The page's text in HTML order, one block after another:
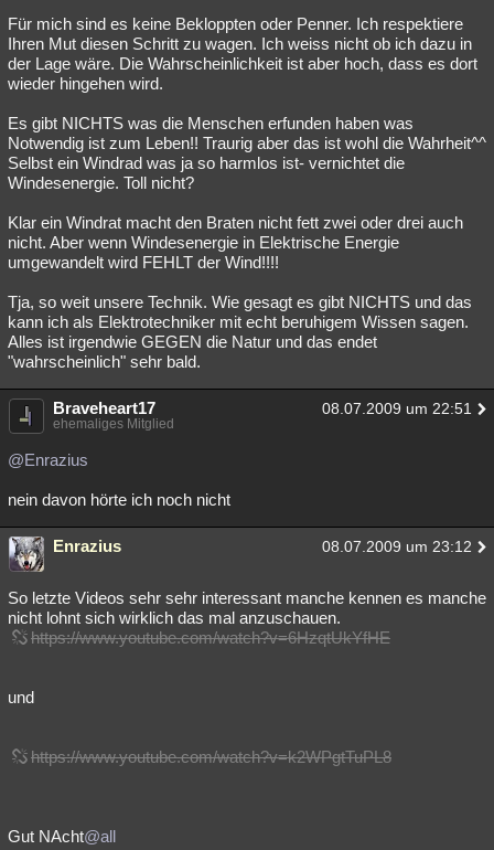
Für mich sind es keine Bekloppten oder Penner. Ich respektiere
Ihren Mut diesen Schritt zu wagen. Ich weiss nicht ob ich dazu in
der Lage wäre. Die Wahrscheinlichkeit ist aber hoch, dass es dort
wieder hingehen wird.
Es gibt NICHTS was die Menschen erfunden haben was
Notwendig ist zum Leben!! Traurig aber das ist wohl die Wahrheit^^
Selbst ein Windrad was ja so harmlos ist- vernichtet die
Windesenergie. Toll nicht?
Klar ein Windrat macht den Braten nicht fett zwei oder drei auch
nicht. Aber wenn Windesenergie in Elektrische Energie
umgewandelt wird FEHLT der Wind!!!!
Tja, so weit unsere Technik. Wie gesagt es gibt NICHTS und das
kann ich als Elektrotechniker mit echt beruhigem Wissen sagen.
Alles ist irgendwie GEGEN die Natur und das endet
"wahrscheinlich" sehr bald.
Braveheart17 08.07.2009 um 22:51
ehemaliges Mitglied
@Enrazius
nein davon hörte ich noch nicht
Enrazius 08.07.2009 um 23:12
So letzte Videos sehr sehr interessant manche kennen es manche
nicht lohnt sich wirklich das mal anzuschauen.
https://www.youtube.com/watch?v=6HzqtUkYfHE
und
https://www.youtube.com/watch?v=k2WPgtTuPL8
Gut NAcht@all